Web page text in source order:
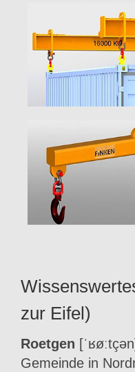
zur Eifel)
Roetgen
Gemeinde in